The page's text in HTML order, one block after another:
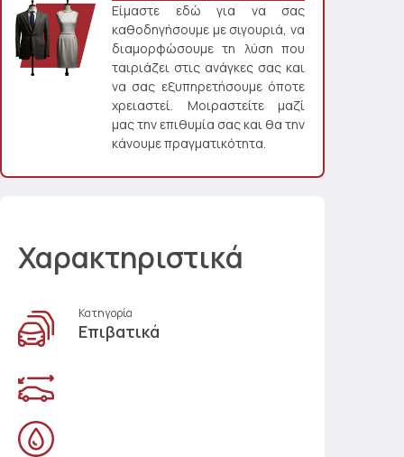
Είμαστε εδώ για να σας
καθοδηγήσουμε με σιγουριά, να
διαμορφώσουμε τη λύση που
ταιριάζει στις ανάγκες σας και
να σας εξυπηρετήσουμε όποτε
χρειαστεί. Μοιραστείτε μαζί
μας την επιθυμία σας και θα την
κάνουμε πραγματικότητα.
Χαρακτηριστικά
Κατηγορία
Επιβατικά